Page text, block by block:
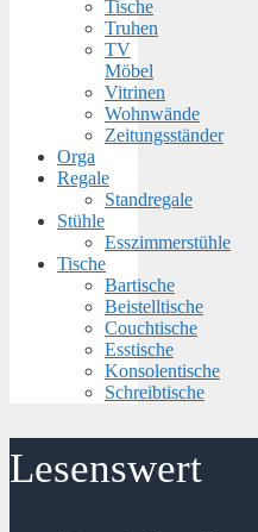
Tische
Truhen
TV
Möbel
Vitrinen
Wohnwände
Zeitungsständer
Orga
Regale
Standregale
Stühle
Esszimmerstühle
Tische
Bartische
Beistelltische
Couchtische
Esstische
Konsolentische
Schreibtische
Lesenswert